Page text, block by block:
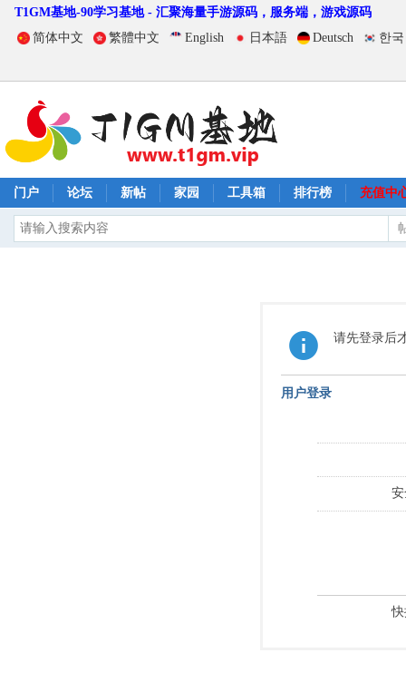
T1GM基地-90学习基地 - 汇聚海量手游源码，服务端，游戏源码
简体中文
繁體中文 English 日本語 Deutsch 한
门户 论坛 新帖 家园 工具箱 排行榜 充值中
请先登录后
用户登录